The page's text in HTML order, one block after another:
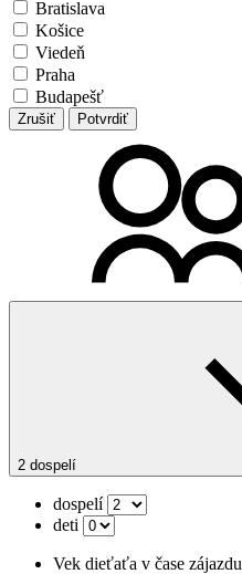
Bratislava
Košice
Viedeň
Praha
Budapešť
Zrušiť Potvrdiť
2 dospelí
dospelí
deti
Vek dieťaťa v čase zájazdu